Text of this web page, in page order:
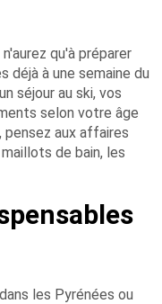
qu'à préparer
à une semaine du
séjour au ski, vos
selon votre âge
pensez aux affaires
de bain, les
les Pyrénées ou